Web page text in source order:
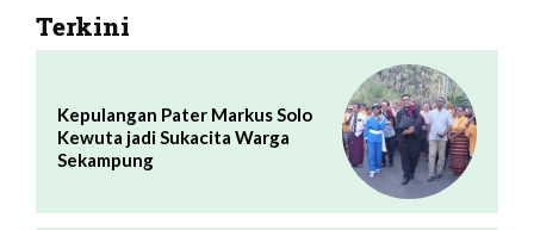
Terkini
Kepulangan Pater Markus Solo
Kewuta jadi Sukacita Warga
Sekampung